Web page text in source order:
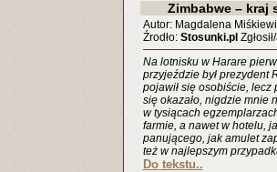
Zimbabwe – kraj
Autor: Magdalena
Źrodło: Stosunki.pl
Na lotnisku w Harare
przyjeździe był prezydent
pojawił się osobiście, lecz
się okazało, nigdzie mnie
w tysiącach
farmie, a nawet w hotelu,
panującego, jak amulet
też w najlepszym
Do tekstu..